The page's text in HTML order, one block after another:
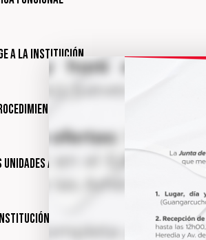
a la institución
internos
administrativas